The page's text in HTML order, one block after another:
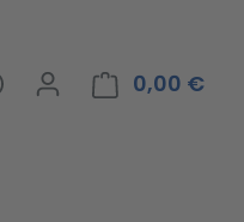
0,00 €